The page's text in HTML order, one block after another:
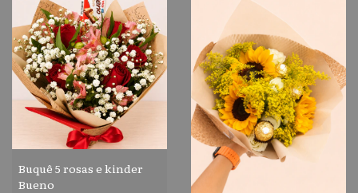
Buquê 5 rosas e kinder
Bueno